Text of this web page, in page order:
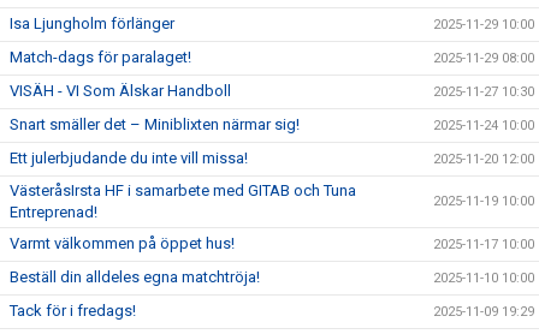
Isa Ljungholm förlänger 2025-11-29 10:00
Match-dags för paralaget! 2025-11-29 08:00
VISÄH - VI Som Älskar Handboll 2025-11-27 10:30
Snart smäller det – Miniblixten närmar sig! 2025-11-24 10:00
Ett julerbjudande du inte vill missa! 2025-11-20 12:00
VästeråsIrsta HF i samarbete med GITAB och Tuna
Entreprenad!
2025-11-19 10:00
Varmt välkommen på öppet hus! 2025-11-17 10:00
Beställ din alldeles egna matchtröja! 2025-11-10 10:00
Tack för i fredags! 2025-11-09 19:29